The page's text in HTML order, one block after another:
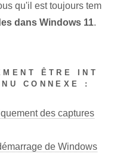
qu'il est toujours tem
dans Windows 11.
ÊTRE INT
CONNEXE :
des captures
de Windows